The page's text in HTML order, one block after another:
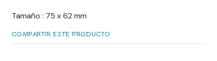
Tamaño : 75 x 62 mm
COMPARTIR ESTE PRODUCTO